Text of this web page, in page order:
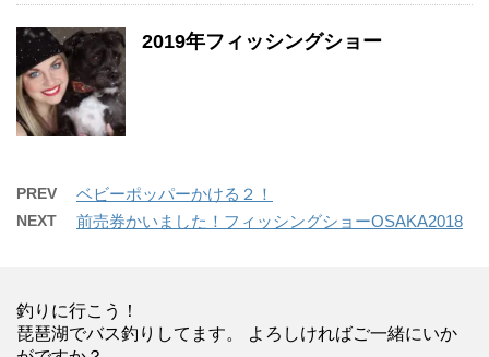
2019年フィッシングショー
PREV ベビーポッパーかける２！
NEXT 前売券かいました！フィッシングショーOSAKA2018
釣りに行こう！
琵琶湖でバス釣りしてます。 よろしければご一緒にいか